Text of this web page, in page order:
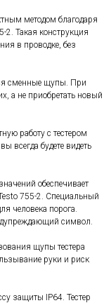
методом благодаря
2. Такая конструкция
в проводке, без
сменные щупы. При
а не приобретать новый
работу с тестером
всегда будете видеть
обеспечивает
755-2. Специальный
человека порога.
символ.
щупы тестера
руки и риск
защиты IP64. Тестер